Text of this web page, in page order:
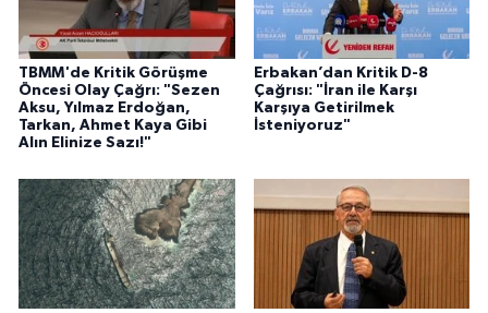
TBMM'de Kritik Görüşme
Öncesi Olay Çağrı: "Sezen
Aksu, Yılmaz Erdoğan,
Tarkan, Ahmet Kaya Gibi
Alın Elinize Sazı!"
Erbakan’dan Kritik D-8
Çağrısı: "İran ile Karşı
Karşıya Getirilmek
İsteniyoruz"